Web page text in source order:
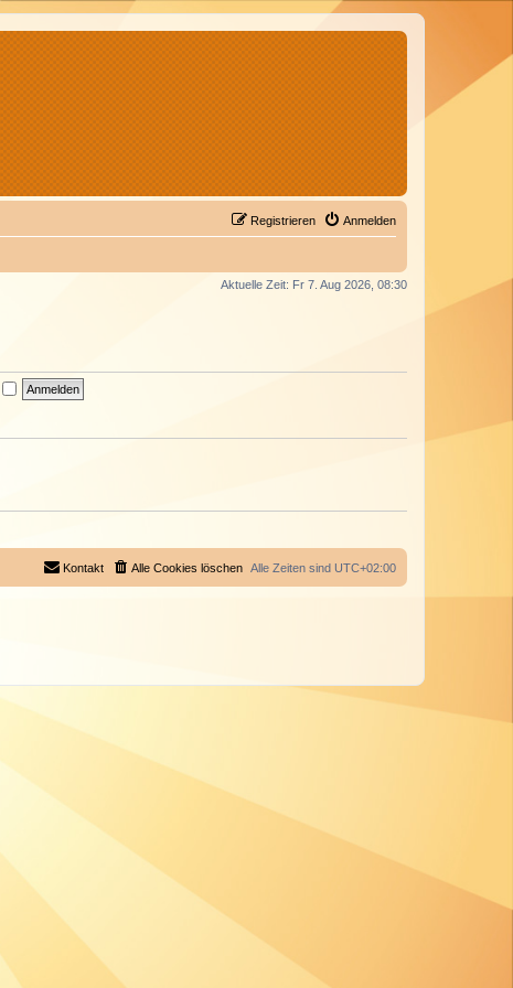
Anmelden
Registrieren
Aktuelle Zeit: Fr 7. Aug 2026, 08:30
Alle Zeiten sind UTC+02:00
Alle Cookies löschen
Kontakt